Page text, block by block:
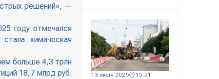
решений», —
году отмечался
химическая
больше 4,3 трлн
18,7 млрд руб.
13 июля 2026 15:51